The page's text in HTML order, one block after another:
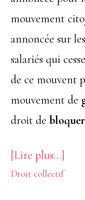
mouvement
annoncée sur
salariés qui
de ce mouvent
mouvement de
droit de
[Lire plus…]
Droit collectif